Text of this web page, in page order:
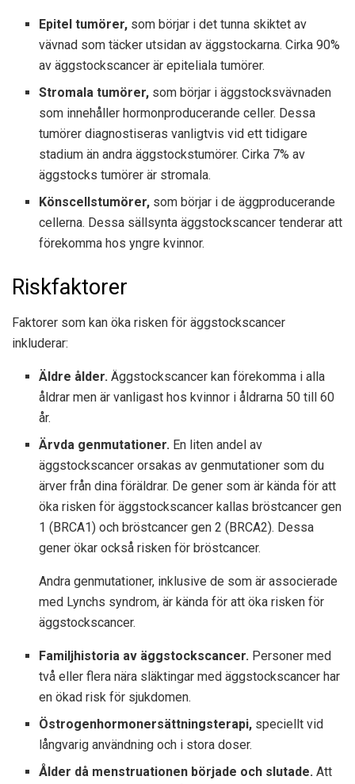
Epitel tumörer, som börjar i det tunna skiktet av
vävnad som täcker utsidan av äggstockarna. Cirka 90%
av äggstockscancer är epiteliala tumörer.
Stromala tumörer, som börjar i äggstocksvävnaden
som innehåller hormonproducerande celler. Dessa
tumörer diagnostiseras vanligtvis vid ett tidigare
stadium än andra äggstockstumörer. Cirka 7% av
äggstocks tumörer är stromala.
Könscellstumörer, som börjar i de äggproducerande
cellerna. Dessa sällsynta äggstockscancer tenderar att
förekomma hos yngre kvinnor.
Riskfaktorer
Faktorer som kan öka risken för äggstockscancer
inkluderar:
Äldre ålder. Äggstockscancer kan förekomma i alla
åldrar men är vanligast hos kvinnor i åldrarna 50 till 60
år.
Ärvda genmutationer. En liten andel av
äggstockscancer orsakas av genmutationer som du
ärver från dina föräldrar. De gener som är kända för att
öka risken för äggstockscancer kallas bröstcancer gen
1 (BRCA1) och bröstcancer gen 2 (BRCA2). Dessa
gener ökar också risken för bröstcancer.
Andra genmutationer, inklusive de som är associerade
med Lynchs syndrom, är kända för att öka risken för
äggstockscancer.
Familjhistoria av äggstockscancer. Personer med
två eller flera nära släktingar med äggstockscancer har
en ökad risk för sjukdomen.
Östrogenhormonersättningsterapi, speciellt vid
långvarig användning och i stora doser.
Ålder då menstruationen började och slutade. Att